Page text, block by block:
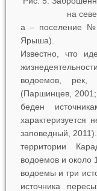
на
а – поселение
Ярыша).
Известно, что
водоемов, рек,
(Паршинцев,
беден
характеризуется
заповедный,
территории
водоемов и около
водоемы и три
источника